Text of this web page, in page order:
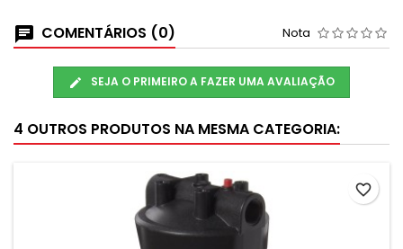
COMENTÁRIOS (0) Nota
SEJA O PRIMEIRO A FAZER UMA AVALIAÇÃO
4 OUTROS PRODUTOS NA MESMA CATEGORIA:
favorite_border